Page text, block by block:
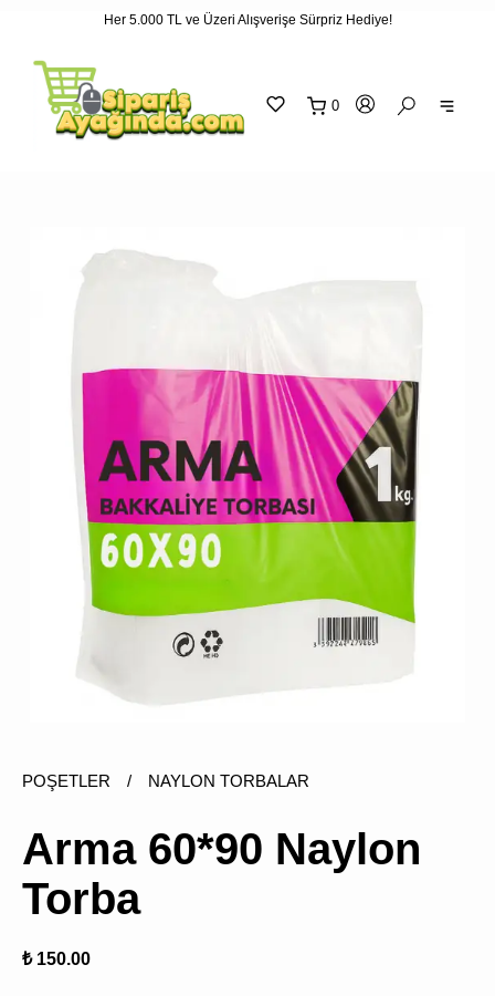
Her 5.000 TL ve Üzeri Alışverişe Sürpriz Hediye!
0
ÜRÜN
""
POŞETLER / NAYLON TORBALAR
Arma 60*90 Naylon
Torba
₺ 150.00